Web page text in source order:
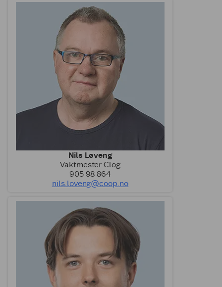
Nils Løveng
Vaktmester Clog
905 98 864
nils.loveng@coop.no